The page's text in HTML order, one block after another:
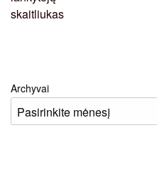
Archyvai